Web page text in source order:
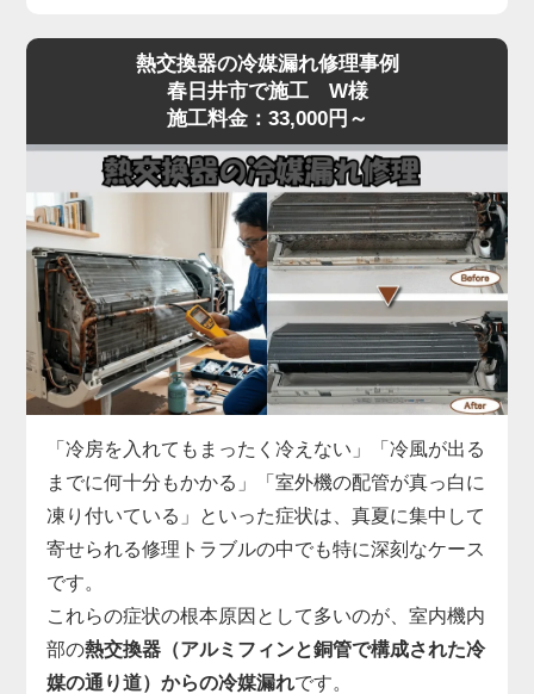
は入るが数分で停止する」「特定のエラーコード
（E1・F1・H1など）が出て動かない」といった症
状は、室内機または室外機の制御基板の故障が原因
のケースが多く見られます。
基板は経年劣化に加え、雷サージや過電流、コンデ
ンサの容量抜けなどで突発的に故障することがあり
ます。
実際の現場では、運転開始から数分でコンプレッサ
ーへの通電が遮断される、ファンモーターへ正常な
指示が出せていない、リモコン信号を受信できない
など、基板故障の症状は多岐にわたります。
は、機種ごとに専用の基板を取り寄せ、診断・交換
まで一貫対応。
制御基板の交換には専用工具と電気系統の知識が必
須で、無理に自分で電源を入れ直すと他の部品まで
巻き込んで故障が拡大することがあります。
「勝手に止まる」「エラー表示が消えない」と感じ
たら、まずはお早めに点検をご依頼ください。
熱交換器の冷媒漏れ修理事例
春日井市で施工 W様
施工料金：33,000円～
「冷房を入れてもまったく冷えない」「冷風が出る
までに何十分もかかる」「室外機の配管が真っ白に
凍り付いている」といった症状は、真夏に集中して
寄せられる修理トラブルの中でも特に深刻なケース
です。
これらの症状の根本原因として多いのが、室内機内
部の熱交換器（アルミフィンと銅管で構成された冷
媒の通り道）からの冷媒漏れです。